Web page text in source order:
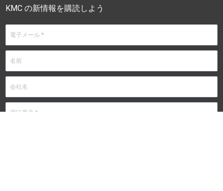
KMC の新情報を購読しよう